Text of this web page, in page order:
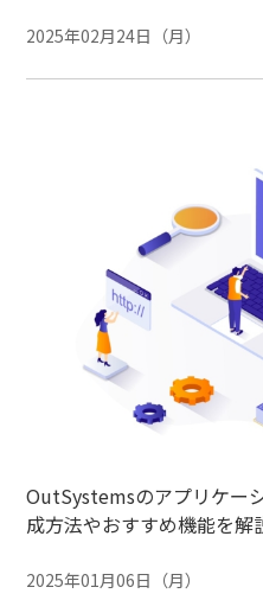
2025年02月24日（月）
OutSystemsのアプリケー
成方法やおすすめ機能を解
2025年01月06日（月）